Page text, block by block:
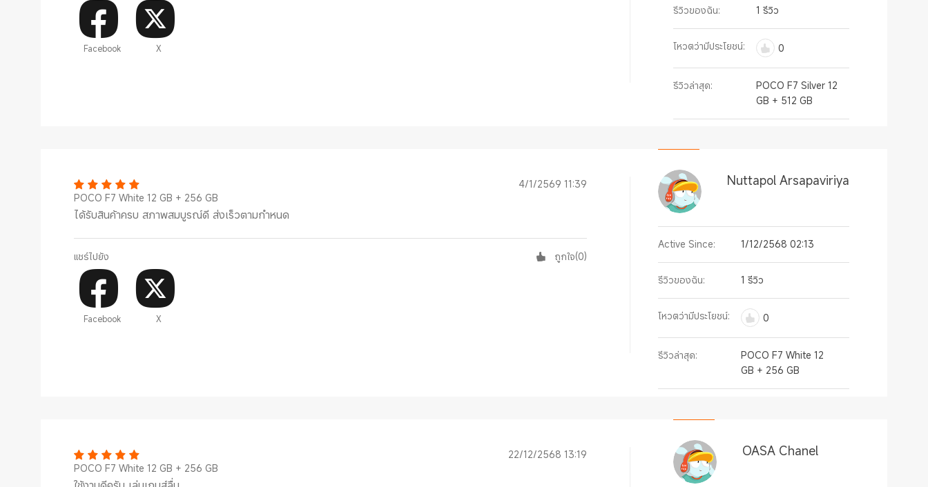
Facebook X
รีวิวของฉัน: 1 รีวิว
โหวตว่ามีประโยชน์: 0
รีวิวล่าสุด:
POCO F7 Silver 12
GB + 512 GB
4/1/2569 11:39
POCO F7 White 12 GB + 256 GB
ได้รับสินค้าครบ สภาพสมบูรณ์ดี ส่งเร็วตามกำหนด
แชร์ไปยัง
Facebook X
ถูกใจ(0)
Nuttapol Arsapaviriya
Active Since: 1/12/2568 02:13
รีวิวของฉัน: 1 รีวิว
โหวตว่ามีประโยชน์: 0
รีวิวล่าสุด:
POCO F7 White 12
GB + 256 GB
22/12/2568 13:19
POCO F7 White 12 GB + 256 GB
OASA Chanel